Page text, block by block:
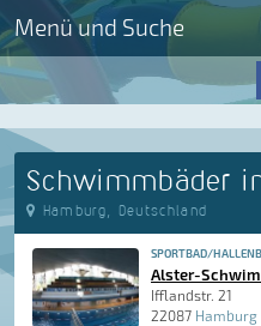
Menü und Suche
Schwimmbäder
Hamburg, Deutschland
SPORTBAD/
Alster-
Ifflandstr. 21
22087 Hamburg